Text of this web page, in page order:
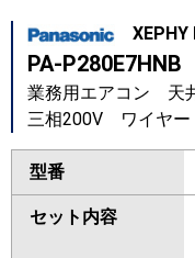
XEPHY
PA-P280E7HNB
業務用エアコン 天
三相200V ワイヤ
型番
セット内容